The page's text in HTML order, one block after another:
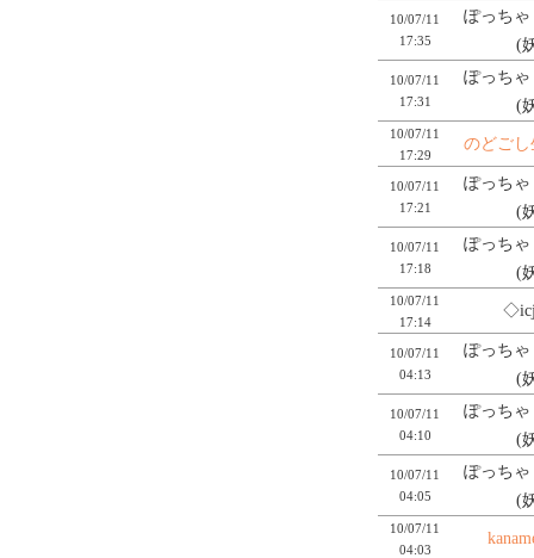
10/07/11
17:35
ぽっちゃ
(
10/07/11
17:31
ぽっちゃ
(
10/07/11
17:29
のどごし
10/07/11
17:21
ぽっちゃ
(
10/07/11
17:18
ぽっちゃ
(
10/07/11
17:14
10/07/11
04:13
ぽっちゃ
(
10/07/11
04:10
ぽっちゃ
(
10/07/11
04:05
ぽっちゃ
(
10/07/11
04:03